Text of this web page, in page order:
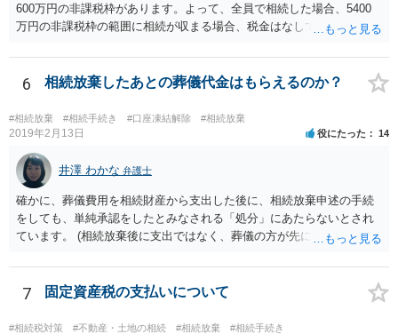
600万円の非課税枠があります。よって、全員で相続した場合、5400
万円の非課税枠の範囲に相続が収まる場合、税金はなしです。 一人が
範囲となります。 一般的には、全員で相続する方が税金はお得です。
また、全員で相続しても、話し合いの結果、親がすべて相続と決める
こともできます。この場合でも相続の非課税枠は、全員で相続した540
0万円分使えます。 父が亡くなり、母が全部相続すると、母から三人
で相続する際は、4800万円が非課税枠となります。 そうすると、母が
亡くなってから相続すると、両親のどちらかが亡くなってから相続す
るより非課税の枠が減少します。 計画的に相続をするのがおすすめと
いうことになります。これ以外にも気をつける点はあるかもしれませ
んので、一度相談して想定するのがおすすめと思います。
6 相続放棄したあとの葬儀代金はもらえるのか？
#相続放棄 #相続手続き #口座凍結解除 #相続放棄
2019年2月13日 役にたった 14
井澤 わかな 弁護士
確かに、葬儀費用を相続財産から支出した後に、相続放棄申述の手続
をしても、単純承認をしたとみなされる「処分」にあたらないとされ
ています。 (相続放棄後に支出ではなく、葬儀の方が先に来るのが通常
述の手続ということだと思いますが) ただ、葬儀費用ならいくらでもよ
いということではなく、身分相応の、社会的儀式として当然認められ
る程度の金額に留まると考えた方がよいです。 もし、相続人の皆さん
に葬儀費用を支出する経済力がなく、質素な葬儀を行った費用であれ
7 固定資産税の支払いについて
#相続税対策 #不動産・土地の相続 #相続放棄 #相続手続き